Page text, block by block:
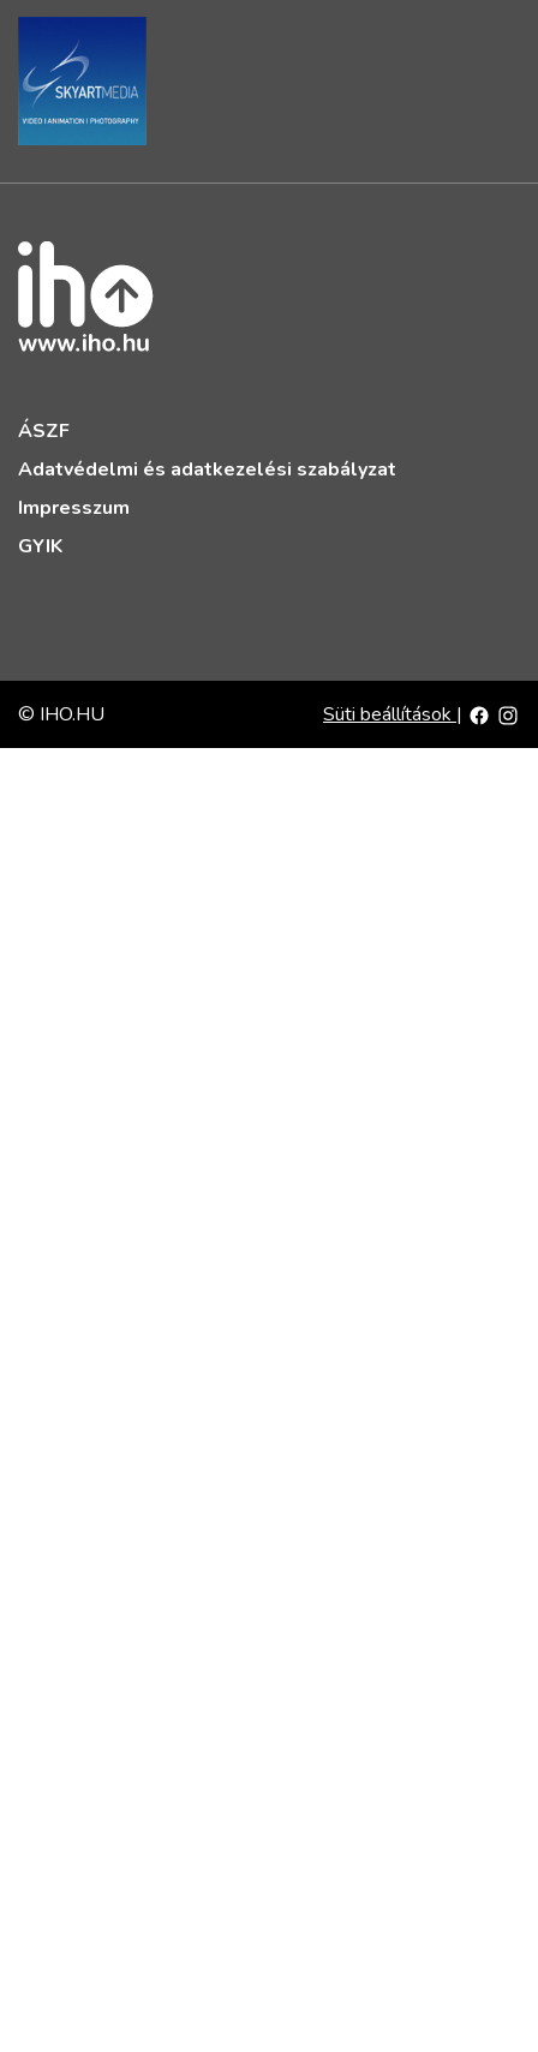
ÁSZF
Adatvédelmi és adatkezelési szabályzat
Impresszum
GYIK
© IHO.HU Süti beállítások |